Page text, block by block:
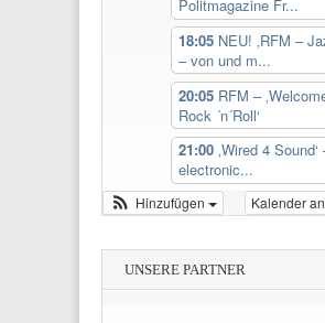
Politmagazine Fr...
18:05 NEU! ‚RFM –
– von und m...
20:05 RFM –
Rock ´n´Roll‘
21:00 ‚Wired 4 Sound‘
electronic...
Kalender
Hinzufügen
UNSERE PARTNER